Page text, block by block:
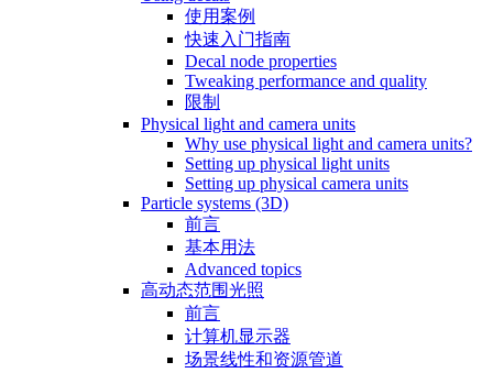
使用案例
快速入门指南
Decal node properties
Tweaking performance and quality
限制
Physical light and camera units
Why use physical light and camera units?
Setting up physical light units
Setting up physical camera units
Particle systems (3D)
前言
基本用法
Advanced topics
高动态范围光照
前言
计算机显示器
场景线性和资源管道